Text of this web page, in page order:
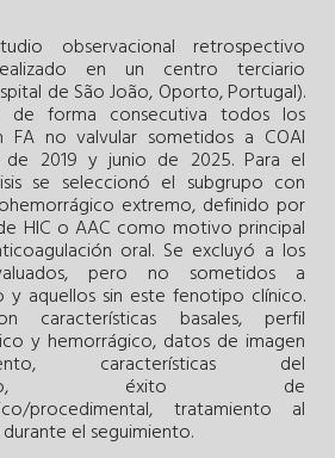
observacional retrospectivo
en un centro terciario
de São João, Oporto, Portugal).
de forma consecutiva todos los
FA no valvular sometidos a COAI
2019 y junio de 2025. Para el
se seleccionó el subgrupo con
extremo, definido por
HIC o AAC como motivo principal
oral. Se excluyó a los
pero no sometidos a
y aquellos sin este fenotipo clínico.
características basales, perfil
y hemorrágico, datos de imagen
características del
éxito de
procedimental, tratamiento al
el seguimiento.